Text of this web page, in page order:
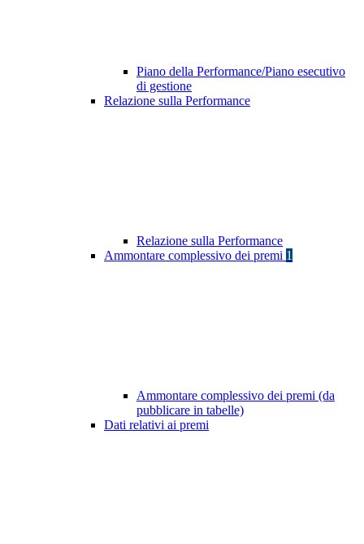
Piano della Performance/Piano esecutivo
di gestione
Relazione sulla Performance
Relazione sulla Performance
Ammontare complessivo dei premi 1
Ammontare complessivo dei premi (da
pubblicare in tabelle)
Dati relativi ai premi